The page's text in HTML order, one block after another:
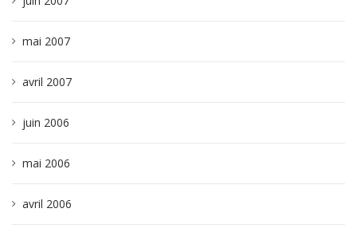
mai 2007
avril 2007
juin 2006
mai 2006
avril 2006